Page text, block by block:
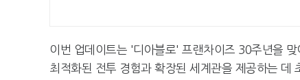
이번 업데이트는 '디아블로' 프랜차이즈 30주년을
최적화된 전투 경험과 확장된 세계관을 제공하는 데